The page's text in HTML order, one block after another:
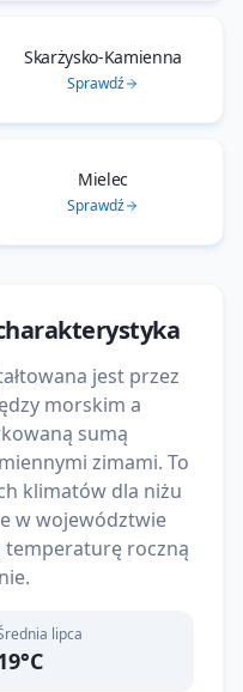
Skarżysko-Kamienna
Sprawdź
Mielec
Sprawdź
jest przez
morskim a
sumą
zimami. To
klimatów dla niżu
w województwie
temperaturę roczną
lipca
°C